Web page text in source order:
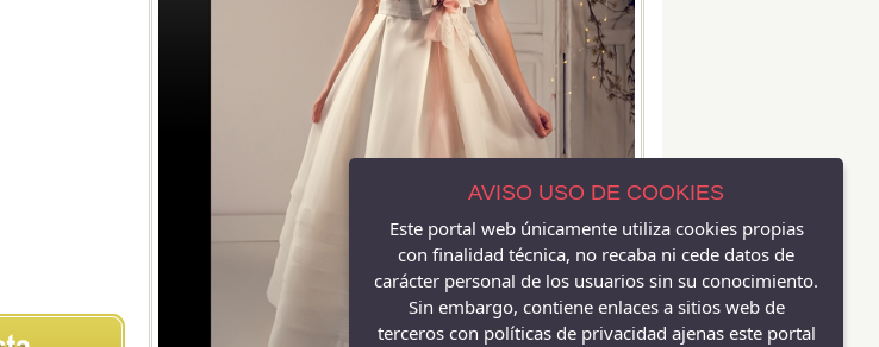
AVISO USO DE COOKIES
Este portal web únicamente utiliza cookies propias
con finalidad técnica, no recaba ni cede datos de
carácter personal de los usuarios sin su conocimiento.
Sin embargo, contiene enlaces a sitios web de
terceros con políticas de privacidad ajenas este portal